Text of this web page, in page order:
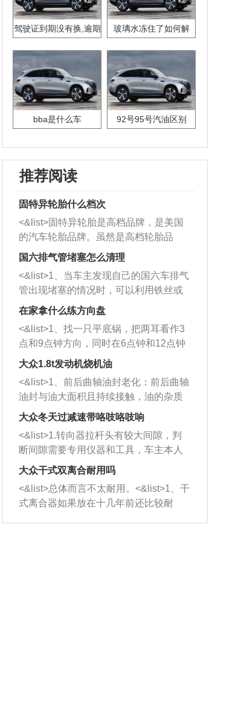
驾驶证到期没有换,逾期
玻璃水冻住了如何解
bba是什么车 92号95号汽油区别
推荐阅读
固特异轮胎什么档次
<&list>固特异轮胎是高档品牌，是美国
的汽车轮胎品牌。虽然是高档轮胎品
牌，但是中高低端的轮胎都有生产，这
也是为了更好的开拓市场。
国六排气管堵塞怎么清理
<&list>1、当车主发现自己的国六车排气
管出现堵塞的情况时，可以利用铁丝或
者是细棍，直接将杂物给取出来，如果
堵塞情况比较严重，也可以采取应急措
施。 <&list>2、直接利用木棍将所有的
杂物推到排气管里面的位置处，然后将
三元催化器拆解开，就可以将堵塞的东
西取出来。但如果是因为积碳过多引起
的堵塞，就需要将三元催化器泡在草酸
洗剂对堵塞的情况得到解决，将清洗剂
放在燃油箱中，与燃油混合后，车辆启
动时，就可以和汽油一起进入到燃烧
室，最后形成废气排出，就可以让三元
催化器得到清洗，排气管堵塞的情况就
能够得到解决。
在家拿什么练方向盘
<&list>1、找一只平底锅，把两耳看作3
点和9点钟方向，同时在6点钟和12点钟
方向做一个标记。 <&list>2、双手握住
一圈半的练习，往右同样也要打相同的
圈数。 <&list>3、最后强调要反复练
习，这样就可以形成肌肉记忆，在真实
驾驶车辆时，不需要记忆也能打好方
向。
大众1.8t发动机烧机油
<&list>1、前后曲轴油封老化：前后曲轴
油封与油大面积且持续接触，油的杂质
和发动机内持续温度变化使其密封效果
逐渐减弱，导致渗油或漏油。<&list>2、
活塞间隙过大：积碳会使活塞环与缸体
的间隙扩大，导致机油流入燃烧室中，
造成烧机油。<&list>3、机油粘度。使用
机油粘度过小的话，同样会有烧机油现
象，机油粘度过小具有很好的流动性，
大众冬天过减速带咯吱咯吱响
<&list>1.转向器拉杆头有较大间隙，判
断间隙需要专用仪器和工具，车主本人
无法制作，需要将车辆送到修理厂或4s
店；<&list>2.车辆半轴套管防尘罩破
裂，破裂后会出现漏油现象，使半轴磨
损严重，磨损的半轴容易损坏，产生异
响；<&list>3.稳定器的转向胶套和球头
大众干式双离合耐用吗
<&list>总体而言不太耐用。<&list>1、干
式离合器如果放在十几年前还比较耐